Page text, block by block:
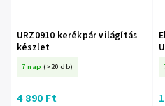
URZ0910 kerékpár világítás
készlet
7 nap (>20 db)
4 890 Ft